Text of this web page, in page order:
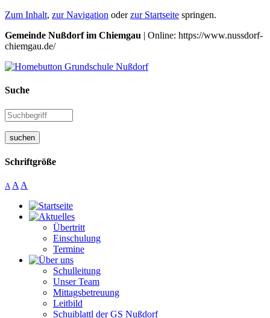
Zum Inhalt, zur Navigation oderzur Startseite springen.
Gemeinde Nußdorf im Chiemgau | Online: https://www.nussdorf-
chiemgau.de/
Suche
suchen
Schriftgröße
A A A
Übertritt
Einschulung
Termine
Schulleitung
Unser Team
Mittagsbetreuung
Leitbild
Schuiblattl der GS Nußdorf